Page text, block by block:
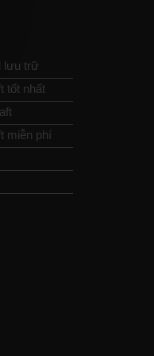
lưu trữ
tốt nhất
miễn phí